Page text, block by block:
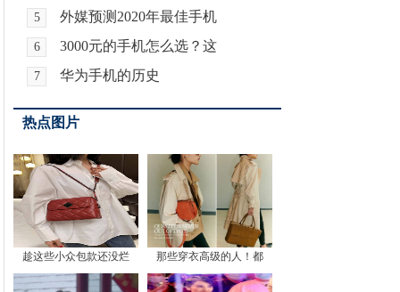
5 外媒预测2020年最佳手机
6 3000元的手机怎么选？这
7 华为手机的历史
热点图片
趁这些小众包款还没烂 那些穿衣高级的人！都